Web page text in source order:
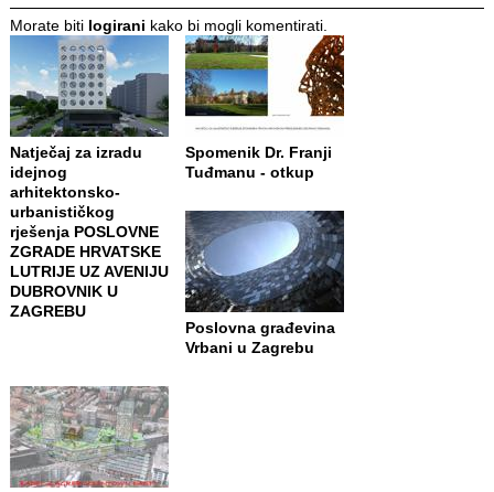
Morate biti logirani kako bi mogli komentirati.
Natječaj za izradu
idejnog
arhitektonsko-
urbanističkog
rješenja POSLOVNE
ZGRADE HRVATSKE
LUTRIJE UZ AVENIJU
DUBROVNIK U
ZAGREBU
Spomenik Dr. Franji
Tuđmanu - otkup
Poslovna građevina
Vrbani u Zagrebu